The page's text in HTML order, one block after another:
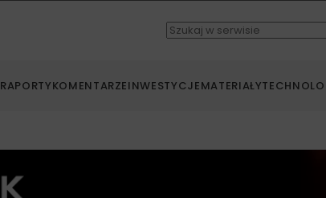
RAPORTYKOMENTARZEINWESTYCJEMATERIAŁY